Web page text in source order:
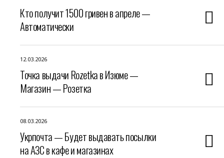
Кто получит 1500 гривен в апреле —
Автоматически
12.03.2026
Точка выдачи Rozetka в Изюме —
Магазин — Розетка
08.03.2026
Укрпочта — Будет выдавать посылки
на АЗС в кафе и магазинах